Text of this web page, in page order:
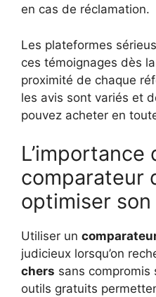
en cas de réclamation.
Les plateformes
ces témoignages dès
proximité de chaque
les avis sont variés et
pouvez acheter en
L’importance
comparateur
optimiser
Utiliser un
judicieux lorsqu’on
chers sans compromis
outils gratuits